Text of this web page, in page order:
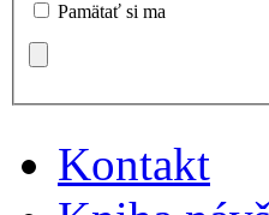
Pamätať si ma
Kontakt